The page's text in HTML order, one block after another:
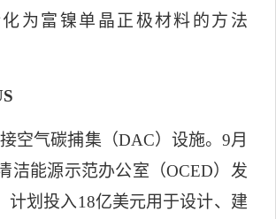
为富镍单晶正极材料的方法
空气碳捕集（DAC）设施。 9月
洁能源示范办公室（OCED）发
计划投入18亿美元用于设计、建